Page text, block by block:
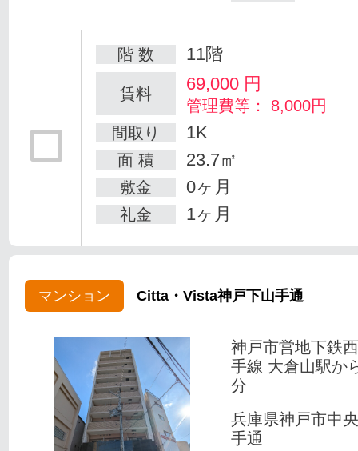
階 数 11階
賃料 69,000 円
管理費等： 8,000円
間取り
1K
面 積 23.7㎡
敷金 0ヶ月
礼金 1ヶ月
マンション Citta・Vista神戸下山手通
神戸市営地下鉄
手線 大倉山駅か
分
兵庫県神戸市中
手通